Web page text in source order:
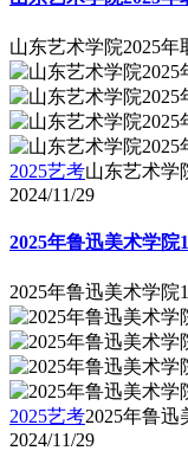
山东艺术学院2025
2025艺考山东艺术学
2024/11/29
2025年鲁迅美术学
2025年鲁迅美术学
2025艺考2025年鲁迅
2024/11/29